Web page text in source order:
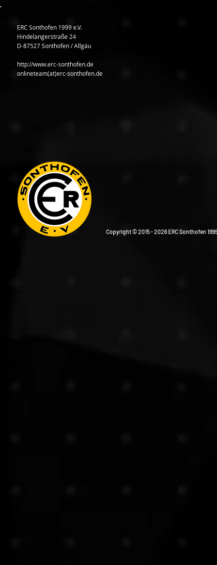
ERC Sonthofen 1999 e.V.
Hindelangerstraße 24
D-87527 Sonthofen / Allgäu
http://www.erc-sonthofen.de
onlineteam(at)erc-sonthofen.de
Copyright © 2015 - 2026 ERC Sonthofen